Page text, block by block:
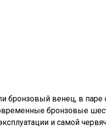
бронзовый венец, в
бронзовые
и самой